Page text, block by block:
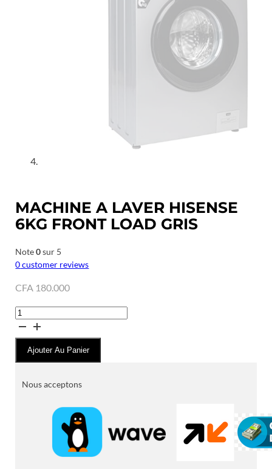
MACHINE A LAVER HISENSE
6KG FRONT LOAD GRIS
Note0sur 5
0customer reviews
CFA 180.000
quantité
de
MACHINE
HISENSE
Ajouter Au Panier
Nous acceptons